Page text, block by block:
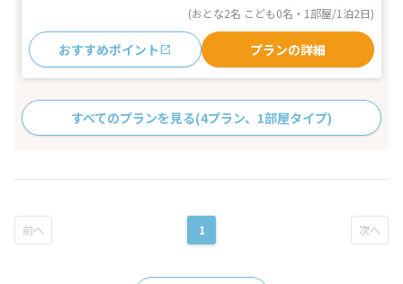
(おとな2名 こども0名・1部屋/1泊2日)
おすすめポイント プランの詳細
すべてのプランを見る(4プラン、1部屋タイプ)
1